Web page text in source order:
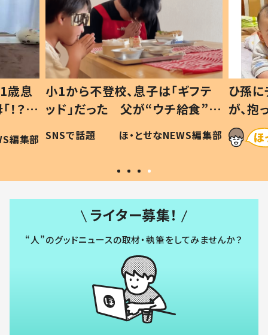
歳息
？」
編集部
小1から不登校、息子は「ギフテ
ッド」だった 父が“ウチ給食”を
作り続ける理由とは #令和の親
#令和の子
SNSで話題 ほ・とせなNEWS編集部
ひ孫
が、
「涙が
い」
ライター募集！
“人”のグッドニュースの取材・執筆をしてみませんか？